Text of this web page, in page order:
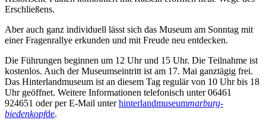
Erschließens.
Aber auch ganz individuell lässt sich das Museum am Sonntag mit
einer Fragenrallye erkunden und mit Freude neu entdecken.
Die Führungen beginnen um 12 Uhr und 15 Uhr. Die Teilnahme ist
kostenlos. Auch der Museumseintritt ist am 17. Mai ganztägig frei.
Das Hinterlandmuseum ist an diesem Tag regulär von 10 Uhr bis 18
Uhr geöffnet. Weitere Informationen telefonisch unter 06461
924651 oder per E-Mail unterhinterlandmuseummarburg-
biedenkopfde.